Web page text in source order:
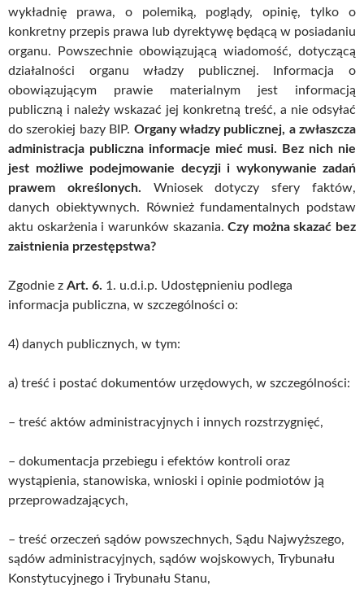
wykładnię prawa, o polemiką, poglądy, opinię, tylko o
konkretny przepis prawa lub dyrektywę będącą w posiadaniu
organu. Powszechnie obowiązującą wiadomość, dotyczącą
działalności organu władzy publicznej. Informacja o
obowiązującym prawie materialnym jest informacją
publiczną i należy wskazać jej konkretną treść, a nie odsyłać
do szerokiej bazy BIP. Organy władzy publicznej, a zwłaszcza
administracja publiczna informacje mieć musi. Bez nich nie
jest możliwe podejmowanie decyzji i wykonywanie zadań
prawem określonych. Wniosek dotyczy sfery faktów,
danych obiektywnych. Również fundamentalnych podstaw
aktu oskarżenia i warunków skazania.Czy można skazać bez
zaistnienia przestępstwa?
Zgodnie z Art. 6. 1. u.d.i.p. Udostępnieniu podlega
informacja publiczna, w szczególności o:
4) danych publicznych, w tym:
a) treść i postać dokumentów urzędowych, w szczególności:
– treść aktów administracyjnych i innych rozstrzygnięć,
– dokumentacja przebiegu i efektów kontroli oraz
wystąpienia, stanowiska, wnioski i opinie podmiotów ją
przeprowadzających,
– treść orzeczeń sądów powszechnych, Sądu Najwyższego,
sądów administracyjnych, sądów wojskowych, Trybunału
Konstytucyjnego i Trybunału Stanu,